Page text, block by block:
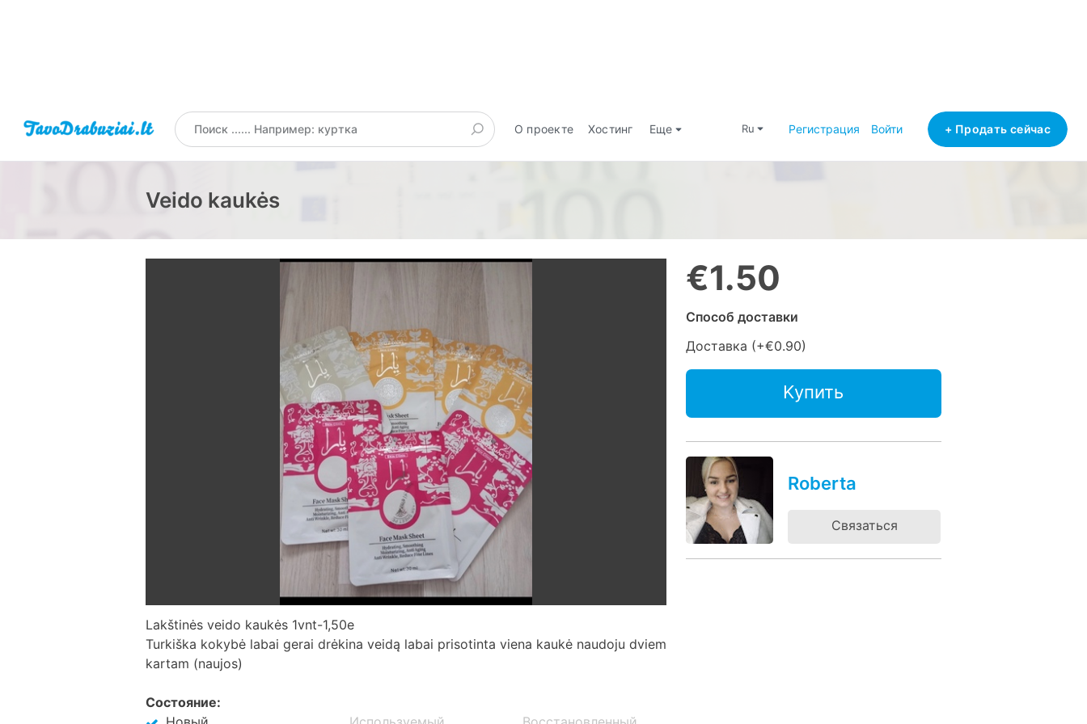
О проекте Хостинг Еще ru Регистрация Войти + Продать сейчас
Veido kaukės
Lakštinės veido kaukės 1vnt-1,50e
Turkiška kokybė labai gerai drėkina veidą labai prisotinta viena kaukė naudoju dviem
kartam (naujos)
Cостояние:
€1.50
Способ доставки
Доставка (+€0.90)
Kупить
Roberta
Связаться